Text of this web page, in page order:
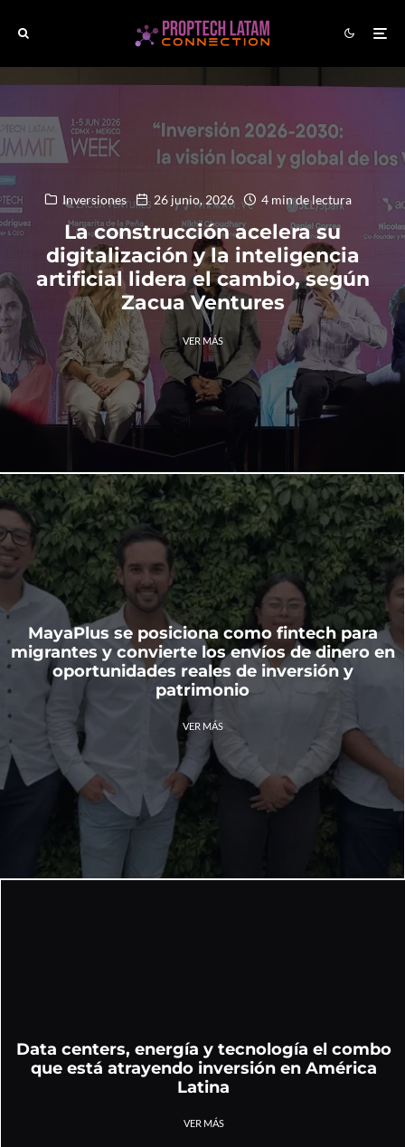
Inversiones 26 junio, 2026 4 min de lectura
La construcción acelera su
digitalización y la inteligencia
artificial lidera el cambio, según
Zacua Ventures
VER MÁS
MayaPlus se posiciona como fintech para
migrantes y convierte los envíos de dinero en
oportunidades reales de inversión y
patrimonio
VER MÁS
Data centers, energía y tecnología el combo
que está atrayendo inversión en América
Latina
VER MÁS